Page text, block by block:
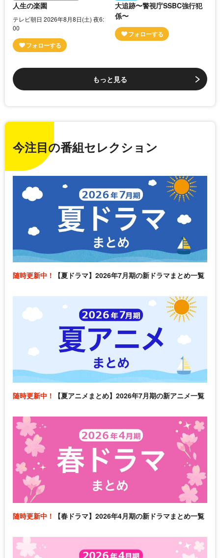
人生の楽園
テレビ朝日 2026年8月8日(土) 夜6:
00
大追跡〜警視庁SSBC強行犯
係〜
もっと見る
今注目の番組セレクション
随時更新中！ 【夏ドラマ】2026年7月期の新ドラマまとめ一覧
随時更新中！ 【夏アニメまとめ】2026年7月期の新アニメ一覧
随時更新中！ 【春ドラマ】2026年4月期の新ドラマまとめ一覧